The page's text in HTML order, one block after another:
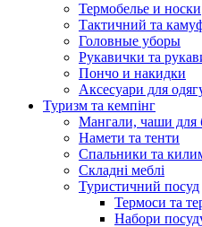
Термобелье и носки
Тактичний та
Головные уборы
Рукавички та
Пончо и накидки
Аксесуари для
Туризм та кемпінг
Мангали, чаши для
Намети та тенти
Спальники та
Складні меблі
Туристичний посуд
Термоси та
Набори